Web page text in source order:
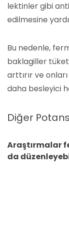
lektinler gibi
edilmesine
Bu nedenle,
baklagiller
arttırır ve
daha besleyici
Diğer
Araştırmalar
da